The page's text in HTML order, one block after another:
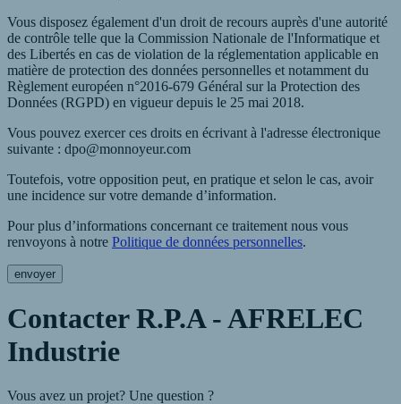
Vous disposez également d'un droit de recours auprès d'une autorité
de contrôle telle que la Commission Nationale de l'Informatique et
des Libertés en cas de violation de la réglementation applicable en
matière de protection des données personnelles et notamment du
Règlement européen n°2016-679 Général sur la Protection des
Données (RGPD) en vigueur depuis le 25 mai 2018.
Vous pouvez exercer ces droits en écrivant à l'adresse électronique
suivante : dpo@monnoyeur.com
Toutefois, votre opposition peut, en pratique et selon le cas, avoir
une incidence sur votre demande d’information.
Pour plus d’informations concernant ce traitement nous vous
renvoyons à notre Politique de données personnelles.
envoyer
ContacterR.P.A - AFRELEC
Industrie
Vous avez un projet? Une question ?